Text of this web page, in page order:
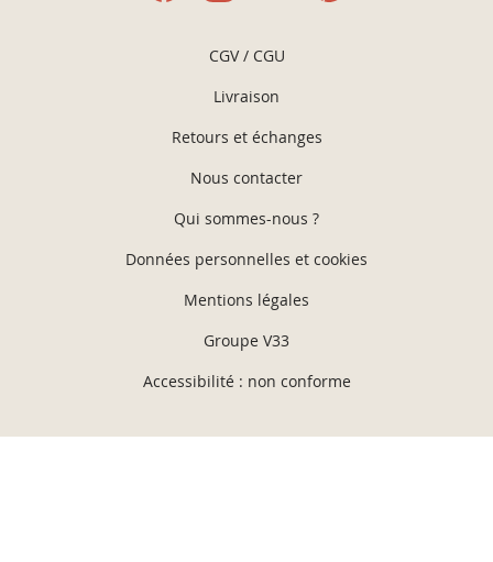
CGV / CGU
Livraison
Retours et échanges
Nous contacter
Qui sommes-nous ?
Données personnelles et cookies
Mentions légales
Groupe V33
Accessibilité : non conforme